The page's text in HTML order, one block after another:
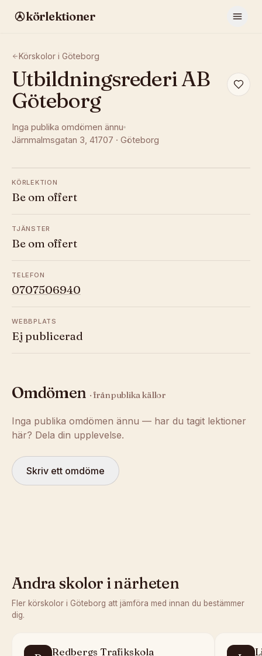
körlektioner
Körskolor i Göteborg
Utbildningsrederi AB
Göteborg
Inga publika omdömen ännu
Järnmalmsgatan 3, 41707 · Göteborg
KÖRLEKTION
Be om offert
TJÄNSTER
Be om offert
TELEFON
0707506940
WEBBPLATS
Ej publicerad
Omdömen · från publika källor
Inga publika omdömen ännu — har du tagit lektioner
här? Dela din upplevelse.
Skriv ett omdöme
Andra skolor i närheten
Fler körskolor i Göteborg att jämföra med innan du bestämmer
dig.
Redbergs Trafikskola